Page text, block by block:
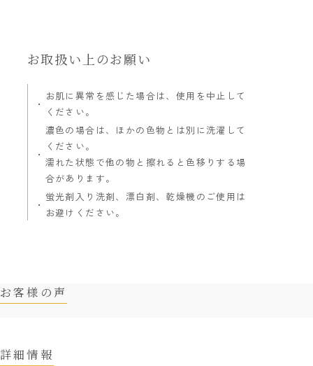
お取扱い上のお願い
お肌に異常を感じた場合は、使用を中止して
ください。
濃色の場合は、ほかの色物とは別に洗濯して
ください。
濡れた状態で他の物と擦れると色移りする場
合があります。
蛍光剤入り洗剤、漂白剤、乾燥機のご使用は
お避けください。
お客様の声
詳細情報